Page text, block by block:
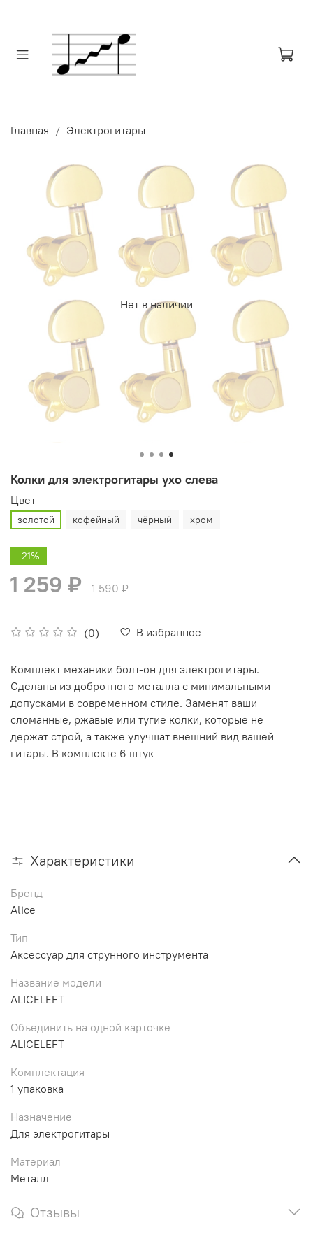
Главная Электрогитары
Нет в наличии
Колки для электрогитары ухо слева
(0) В избранное
Цвет
золотой кофейный чёрный хром
-21%
1 259 ₽ 1 590 ₽
Комплект механики болт-он для электрогитары.
Сделаны из добротного металла с минимальными
допусками в современном стиле. Заменят ваши
сломанные, ржавые или тугие колки, которые не
держат строй, а также улучшат внешний вид вашей
гитары. В комплекте 6 штук
Характеристики
Бренд
Alice
Тип
Аксессуар для струнного инструмента
Название модели
ALICELEFT
Объединить на одной карточке
ALICELEFT
Комплектация
1 упаковка
Назначение
Для электрогитары
Материал
Металл
Отзывы